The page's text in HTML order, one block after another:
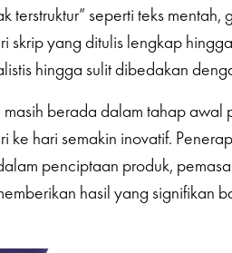
terstruktur” seperti teks mentah,
skrip yang ditulis lengkap
hingga sulit dibedakan
berada dalam tahap awal
ke hari semakin inovatif.
penciptaan produk,
hasil yang signifikan